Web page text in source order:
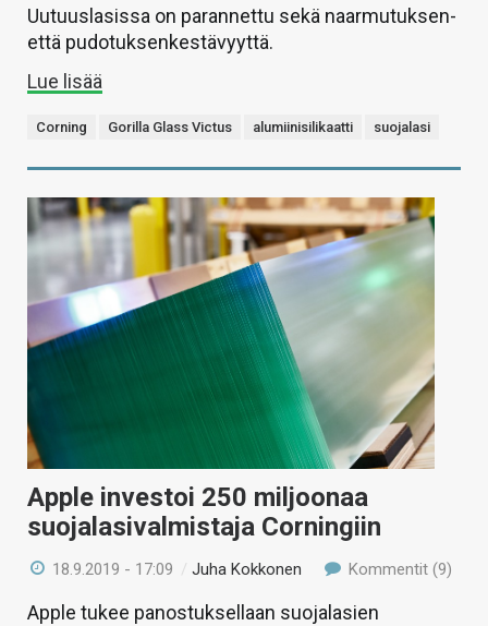
Uutuuslasissa on parannettu sekä naarmutuksen-
että pudotuksenkestävyyttä.
Lue lisää
Corning Gorilla Glass Victus alumiinisilikaatti suojalasi
Apple investoi 250 miljoonaa
suojalasivalmistaja Corningiin
18.9.2019 - 17:09 /Juha Kokkonen Kommentit (9)
Apple tukee panostuksellaan suojalasien